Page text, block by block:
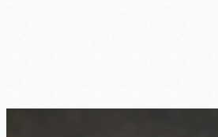
Selbstfürsorge-